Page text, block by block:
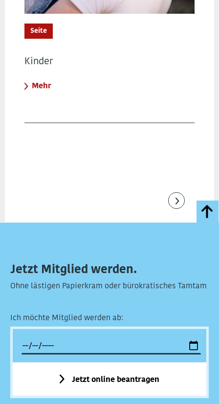
Seite
Kinder
Mehr
Jetzt Mitglied werden.
Ohne lästigen Papierkram oder bürokratisches Tamtam
Ich möchte Mitglied werden ab:
Jetzt online beantragen